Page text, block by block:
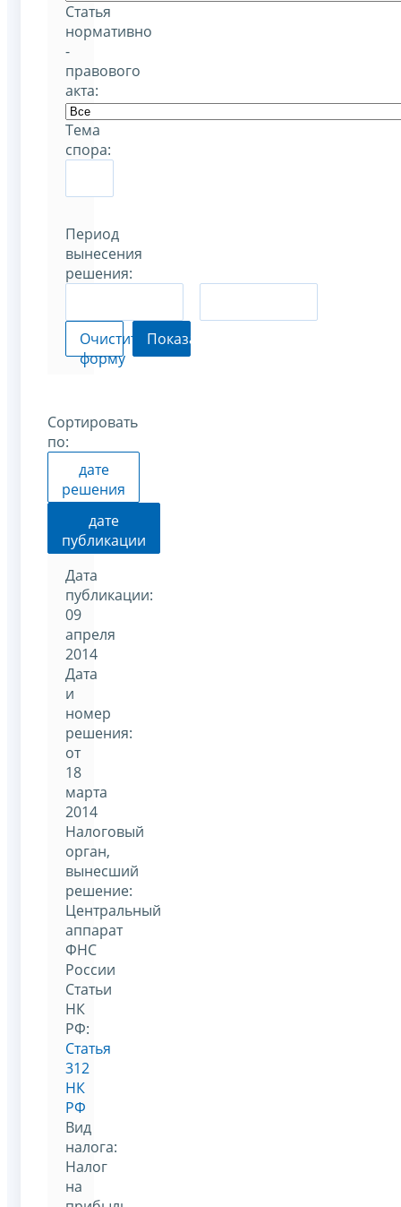
Статья
нормативно
-
правового
акта:
Тема
спора:
Период
вынесения
решения:
Очистить
форму
Показать
Сортировать
по:
дате
решения
дате
публикации
Дата
публикации:
09
апреля
2014
Дата
и
номер
решения:
от
18
марта
2014
Налоговый
орган,
вынесший
решение:
Центральный
аппарат
ФНС
России
Статьи
НК
РФ:
Статья
312
НК
РФ
Вид
налога:
Налог
на